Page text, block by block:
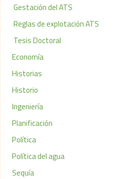
Gestación del ATS
Reglas de explotación ATS
Tesis Doctoral
Economía
Historias
Historio
Ingeniería
Planificación
Política
Política del agua
Sequía